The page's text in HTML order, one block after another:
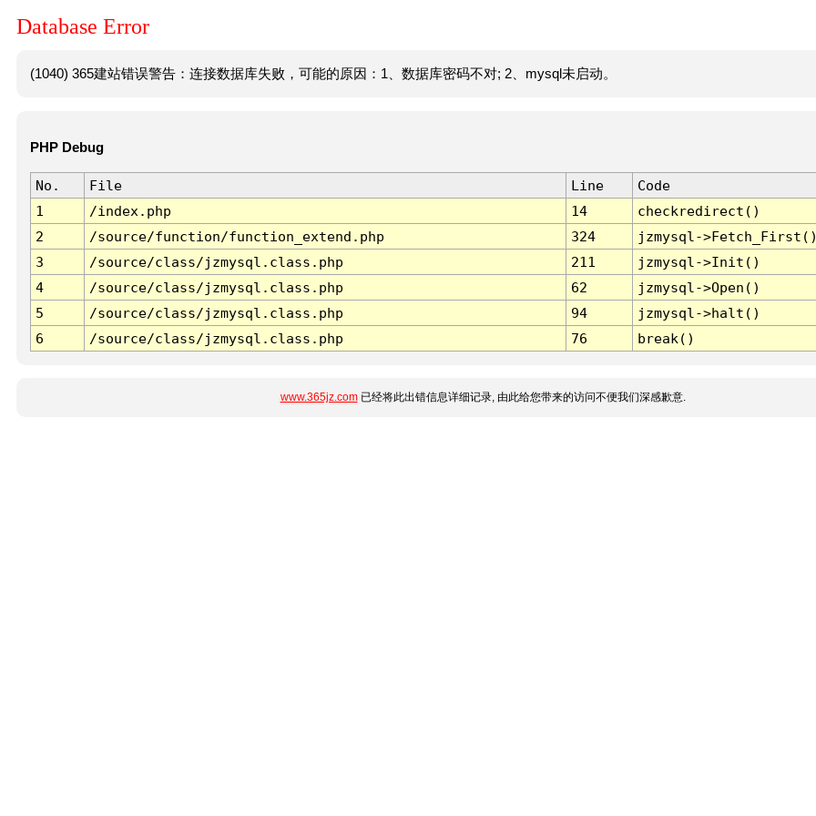
Database Error
(1040) 365建站错误警告：连接数据库失败，可能的原因：1、数据库密码不对; 2、mysql未启动。
PHP Debug
No. File Line
Code
1
/index.php 14
checkredirect()
2
/source/function/function_extend.php 324
jzmysql-
3
/source/class/jzmysql.class.php 211
jzmysql->Init()
4
/source/class/jzmysql.class.php 62
jzmysql->Open()
5
/source/class/jzmysql.class.php 94
jzmysql->halt()
6
/source/class/jzmysql.class.php 76 break()
www.365jz.com已经将此出错信息详细记录, 由此给您带来的访问不便我们深感歉意.